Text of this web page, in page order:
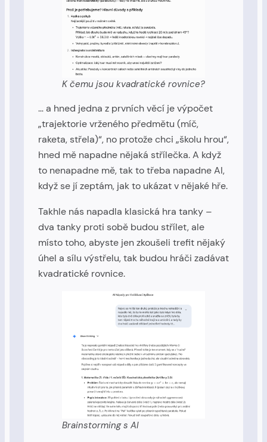
K čemu jsou kvadratické rovnice?
… a hned jedna z prvních věcí je výpočet
„trajektorie vrženého předmětu (míč,
raketa, střela)“, no protože chci „školu hrou“,
hned mě napadne nějaká střílečka. A když
to nenapadne mě, tak to třeba napadne AI,
když se jí zeptám, jak to ukázat v nějaké hře.
Takhle nás napadla klasická hra tanky –
dva tanky proti sobě budou střílet, ale
místo toho, abyste jen zkoušeli trefit nějaký
úhel a sílu výstřelu, tak budou hráči zadávat
kvadratické rovnice.
Brainstorming s AI